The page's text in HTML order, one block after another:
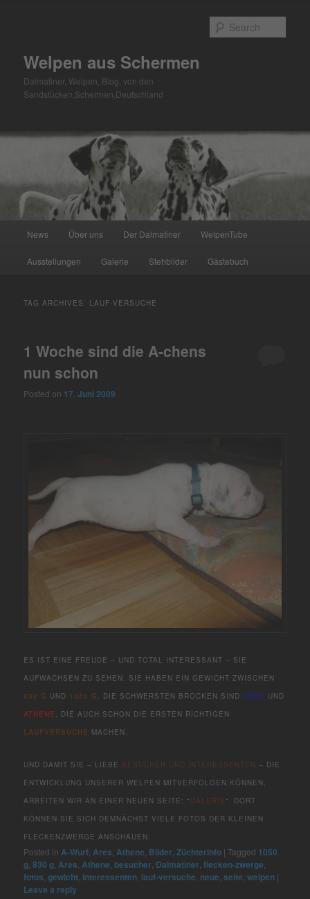
Welpen aus Schermen
Dalmatiner, Welpen, Blog, von den
Sandstücken,Schermen,Deutschland
News Über uns Der Dalmatiner WelpenTube
Ausstellungen Galerie Stehbilder Gästebuch
TAG ARCHIVES: LAUF-VERSUCHE
1 Woche sind die A-chens
nun schon
Posted on 17. Juni 2009
ES IST EINE FREUDE – UND TOTAL INTERESSANT – SIE
AUFWACHSEN ZU SEHEN. SIE HABEN EIN GEWICHT ZWISCHEN
830 G UND 1050 G . DIE SCHWERSTEN BROCKEN SINDARES UND
ATHENE , DIE AUCH SCHON DIE ERSTEN RICHTIGEN
LAUFVERSUCHE MACHEN.
UND DAMIT SIE – LIEBE BESUCHER UND INTERESSENTEN – DIE
ENTWICKLUNG UNSERER WELPEN MITVERFOLGEN KÖNNEN,
ARBEITEN WIR AN EINER NEUEN SEITE: “GALERIE“. DORT
KÖNNEN SIE SICH DEMNÄCHST VIELE FOTOS DER KLEINEN
FLECKENZWERGE ANSCHAUEN.
Posted in A-Wurf Ares Athene Bilder ,Züchterinfo |Tagged 1050
g ,830 g Ares Athene besucher Dalmatiner ,flecken-zwerge
fotos ,gewicht interessenten lauf-versuche neue ,seite ,welpen |
Leave a reply